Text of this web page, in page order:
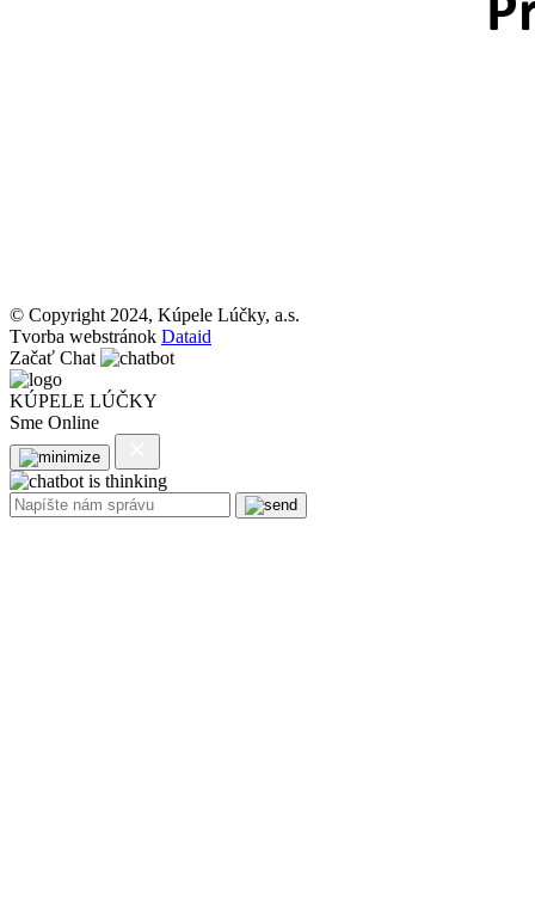
© Copyright 2024, Kúpele Lúčky, a.s.
Tvorba webstránok Dataid
Začať Chat
KÚPELE LÚČKY
Sme Online